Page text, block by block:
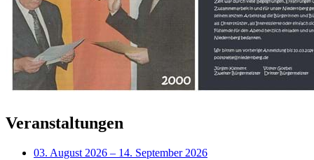
Veranstaltungen
03. August 2026 – 14. September 2026